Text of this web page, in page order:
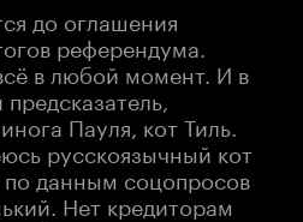
до оглашения
референдума.
в любой момент. И в
Пауля, кот Тиль.
русскоязычный кот
по данным соцопросов
Нет кредиторам